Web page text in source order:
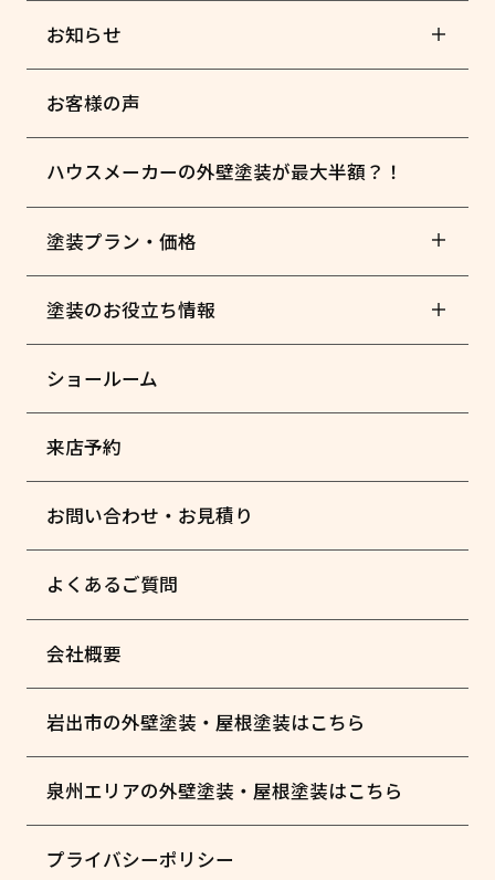
お知らせ
お客様の声
ハウスメーカーの外壁塗装が最大半額？！
塗装プラン・価格
塗装のお役立ち情報
ショールーム
来店予約
お問い合わせ・お見積り
よくあるご質問
会社概要
岩出市の外壁塗装・屋根塗装はこちら
泉州エリアの外壁塗装・屋根塗装はこちら
プライバシーポリシー